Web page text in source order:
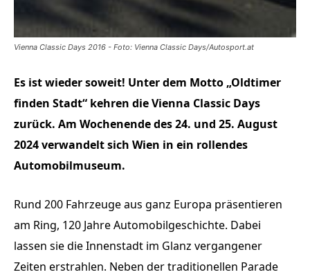
Vienna Classic Days 2016 - Foto: Vienna Classic Days/Autosport.at
Es ist wieder soweit! Unter dem Motto „Oldtimer
finden Stadt“ kehren die Vienna Classic Days
zurück. Am Wochenende des 24. und 25. August
2024 verwandelt sich Wien in ein rollendes
Automobilmuseum.
Rund 200 Fahrzeuge aus ganz Europa präsentieren
am Ring, 120 Jahre Automobilgeschichte. Dabei
lassen sie die Innenstadt im Glanz vergangener
Zeiten erstrahlen. Neben der traditionellen Parade